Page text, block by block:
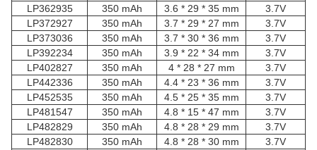
LP362935
350 mAh 3.6 * 29 * 35 mm
3.7V
LP372927
350 mAh 3.7 * 29 * 27 mm
3.7V
LP373036
350 mAh 3.7 * 30 * 36 mm
3.7V
LP392234
350 mAh 3.9 * 22 * 34 mm
3.7V
LP402827
350 mAh 4 * 28 * 27 mm
3.7V
LP442336
350 mAh 4.4 * 23 * 36 mm
3.7V
LP452535
350 mAh 4.5 * 25 * 35 mm
3.7V
LP481547
350 mAh 4.8 * 15 * 47 mm
3.7V
LP482829
350 mAh 4.8 * 28 * 29 mm
3.7V
LP482830
350 mAh 4.8 * 28 * 30 mm
3.7V